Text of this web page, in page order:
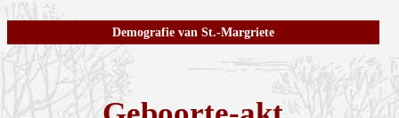
Demografie van St.-Margriete